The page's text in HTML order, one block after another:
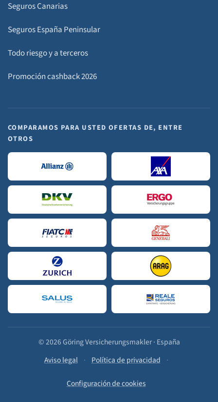
Seguros Canarias
Seguros España Peninsular
Todo riesgo y a terceros
Promoción cashback 2026
COMPARAMOS PARA USTED OFERTAS DE, ENTRE
OTROS
© 2026 Göring Versicherungsmakler · España
Aviso legal
· Política de privacidad ·
Configuración de cookies